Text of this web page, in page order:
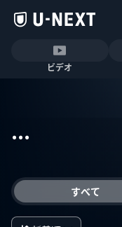
ビデオ
...
すべて